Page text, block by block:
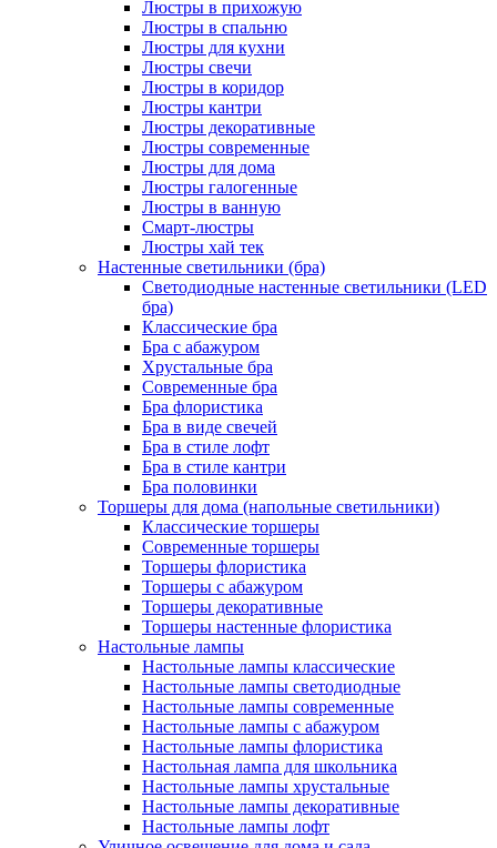
Люстры в прихожую
Люстры в спальню
Люстры для кухни
Люстры свечи
Люстры в коридор
Люстры кантри
Люстры декоративные
Люстры современные
Люстры для дома
Люстры галогенные
Люстры в ванную
Смарт-люстры
Люстры хай тек
Настенные светильники (бра)
Светодиодные настенные светильники (LED
бра)
Классические бра
Бра с абажуром
Хрустальные бра
Современные бра
Бра флористика
Бра в виде свечей
Бра в стиле лофт
Бра в стиле кантри
Бра половинки
Торшеры для дома (напольные светильники)
Классические торшеры
Современные торшеры
Торшеры флористика
Торшеры с абажуром
Торшеры декоративные
Торшеры настенные флористика
Настольные лампы
Настольные лампы классические
Настольные лампы светодиодные
Настольные лампы современные
Настольные лампы с абажуром
Настольные лампы флористика
Настольная лампа для школьника
Настольные лампы хрустальные
Настольные лампы декоративные
Настольные лампы лофт